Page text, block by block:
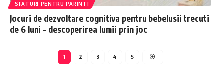
SFATURI PENTRU PARINTI
Jocuri de dezvoltare cognitiva pentru bebelusii trecuti
de 6 luni – descoperirea lumii prin joc
1 2 3 4 5